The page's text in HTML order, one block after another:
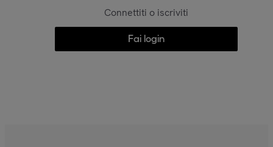
Connettiti o iscriviti
Fai login